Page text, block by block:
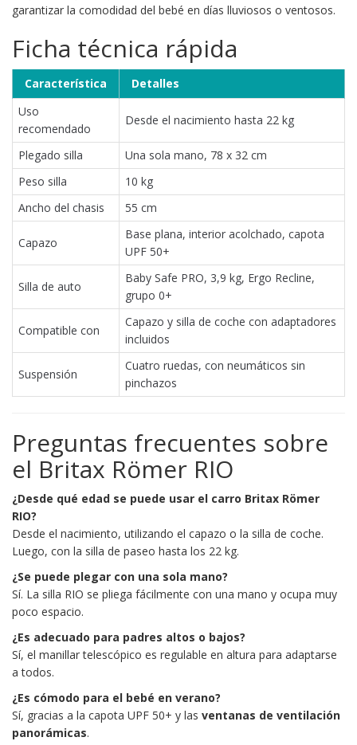
garantizar la comodidad del bebé en días lluviosos o ventosos.
Ficha técnica rápida
Característica
Detalles
Uso
recomendado
Desde el nacimiento hasta 22 kg
Plegado silla
Una sola mano, 78 x 32 cm
Peso silla
10 kg
Ancho del chasis
55 cm
Capazo
Base plana, interior acolchado, capota
UPF 50+
Silla de auto
Baby Safe PRO, 3,9 kg, Ergo Recline,
grupo 0+
Compatible con
Capazo y silla de coche con adaptadores
incluidos
Suspensión
Cuatro ruedas, con neumáticos sin
pinchazos
Preguntas frecuentes sobre
el Britax Römer RIO
¿Desde qué edad se puede usar el carro Britax Römer
RIO?
Desde el nacimiento, utilizando el capazo o la silla de coche.
Luego, con la silla de paseo hasta los 22 kg.
¿Se puede plegar con una sola mano?
Sí. La silla RIO se pliega fácilmente con una mano y ocupa muy
poco espacio.
¿Es adecuado para padres altos o bajos?
Sí, el manillar telescópico es regulable en altura para adaptarse
a todos.
¿Es cómodo para el bebé en verano?
Sí, gracias a la capota UPF 50+ y las ventanas de ventilación
panorámicas.